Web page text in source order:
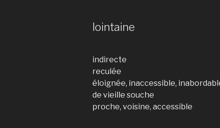
lointaine
indirecte
reculée
éloignée, inaccessible,
de vieille souche
proche, voisine, accessible